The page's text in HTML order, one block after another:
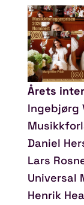
Årets
Ingebjørg
Daniel
Lars
Universal
Henrik